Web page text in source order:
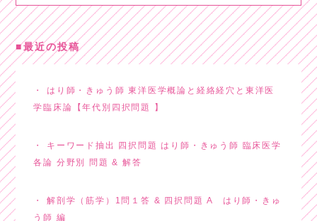
最近の投稿
はり師・きゅう師 東洋医学概論と経絡経穴と東洋医
学臨床論【年代別四択問題 】
キーワード抽出 四択問題 はり師・きゅう師 臨床医学
各論 分野別 問題 & 解答
解剖学（筋学）1問１答 & 四択問題 A はり師・きゅ
う師 編